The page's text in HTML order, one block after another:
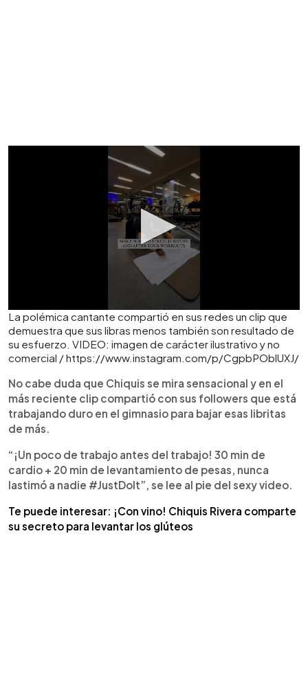
La polémica cantante compartió en sus redes un clip que
demuestra que sus libras menos también son resultado de
su esfuerzo. VIDEO: imagen de carácter ilustrativo y no
comercial / https://www.instagram.com/p/CgpbPOblUXJ/
No cabe duda que Chiquis se mira sensacional y en el
más reciente clip compartió con sus followers que está
trabajando duro en el gimnasio para bajar esas libritas
de más.
“¡Un poco de trabajo antes del trabajo! 30 min de
cardio + 20 min de levantamiento de pesas, nunca
lastimó a nadie #JustDoIt”, se lee al pie del sexy video.
Te puede interesar: ¡Con vino! Chiquis Rivera comparte
su secreto para levantar los glúteos